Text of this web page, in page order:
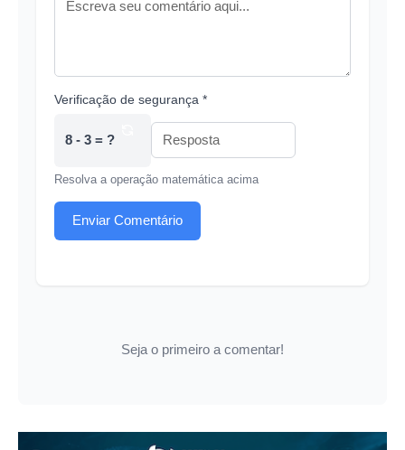
Verificação de segurança *
8 - 3 = ?
Resolva a operação matemática acima
Enviar Comentário
Seja o primeiro a comentar!